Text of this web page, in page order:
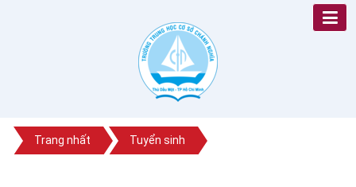
Trang nhất Tuyển sinh